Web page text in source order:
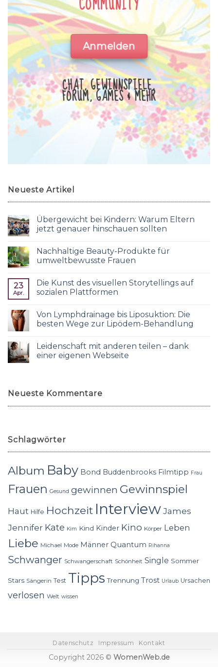
Anmelden
CHAT, GEWINNSPIELE,
FORUM, GAMES & MEHR
Neueste Artikel
Übergewicht bei Kindern: Warum Eltern
jetzt genauer hinschauen sollten
Nachhaltige Beauty-Produkte für
umweltbewusste Frauen
23
Apr.
Die Kunst des visuellen Storytellings auf
sozialen Plattformen
Von Lymphdrainage bis Liposuktion: Die
besten Wege zur Lipödem-Behandlung
Leidenschaft mit anderen teilen – dank
einer eigenen Webseite
Neueste Kommentare
Schlagwörter
Album Baby Bond Buddenbrooks Filmtipp Frau
Frauen Gesund gewinnen Gewinnspiel
Haut Hilfe Hochzeit InterviewJames
Jennifer Kate Kim Kind Kinder Kino Körper Leben
Liebe Michael Mode Männer Quantum Rihanna
Schwanger Schwangerschaft Schönheit Single Sommer
Stars Sängerin Test Tipps Trennung Trost Urlaub Ursachen
verlosen Welt wissen
Datenschutz Impressum Kontakt
Copyright 2026 © WomenWeb.de